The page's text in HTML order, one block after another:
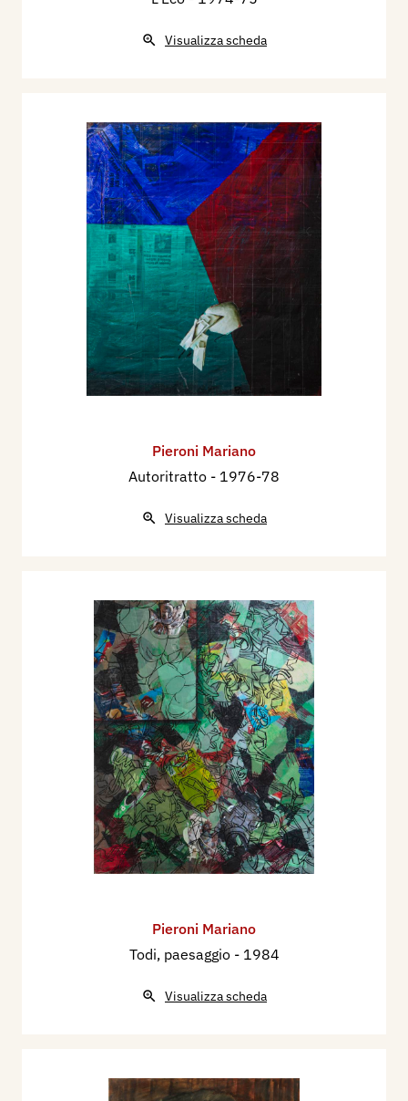
Visualizza scheda
Pieroni Mariano
Autoritratto - 1976-78
Visualizza scheda
Pieroni Mariano
Todi, paesaggio - 1984
Visualizza scheda